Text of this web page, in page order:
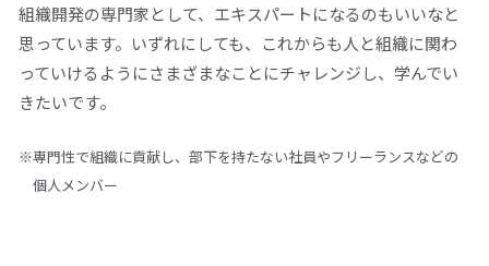
組織開発の専門家として、エキスパートになるのもいいなと
思っています。いずれにしても、これからも人と組織に関わ
っていけるようにさまざまなことにチャレンジし、学んでい
きたいです。
※専門性で組織に貢献し、部下を持たない社員やフリーランスなどの
個人メンバー